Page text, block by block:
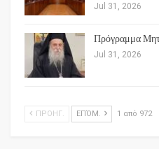
Jul 31, 2026
Πρόγραμμα
Jul 31, 2026
ΠΡΟΗΓ. ΕΠΌΜ. 1 από 972